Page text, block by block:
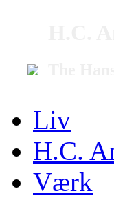
Liv
H.C.
Værk